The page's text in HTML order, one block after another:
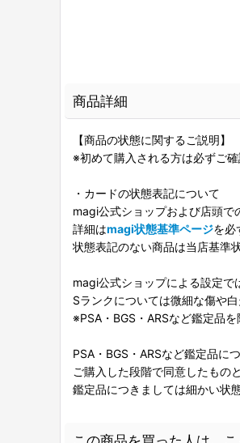
商品詳細
【商品の状態に関するご説明】
※初めて購入される方は必ずご確
・カードの状態表記について
magi公式ショップおよび店頭で
詳細はmagi状態基準ページを必
状態表記のない商品は当店基準
magi公式ショップによる設定で
Sランクについては微細な傷や
※PSA・BGS・ARSなど鑑定品を
PSA・BGS・ARSなど鑑定品に
ご購入した段階で同意したもの
鑑定品につきましては細かい状